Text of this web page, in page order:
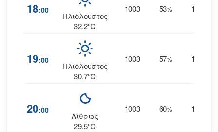
18:00
Ηλιόλουστος
32.2°C
1003 53% 19
19:00
Ηλιόλουστος
30.7°C
1003 57% 16
20:00
Αίθριος
29.5°C
1003 60% 13